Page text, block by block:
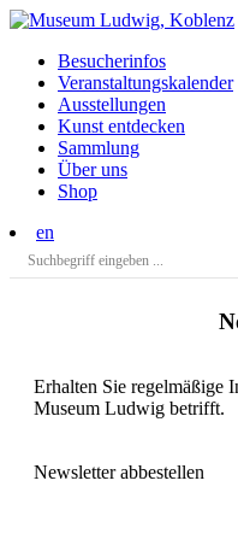
Besucherinfos
Veranstaltungs­kalender
Ausstellungen
Kunst entdecken
Sammlung
Über uns
Shop
en
Erhalten Sie regelmäßige
Museum Ludwig betrifft.
Newsletter abbestellen